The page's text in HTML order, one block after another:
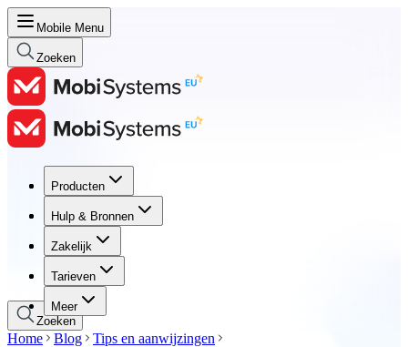
Mobile Menu
Zoeken
Producten
Hulp & Bronnen
Zakelijk
Tarieven
Meer
Producten
Hulp & Bronnen
Zakelijk
Tarieven
Zoeken
Home Blog
Tips en aanwijzingen